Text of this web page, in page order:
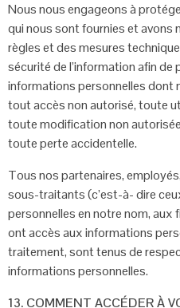
Nous nous engageons à
qui nous sontfournies et avons
règles et des mesures
sécurité de l’information afin de
informationspersonnelles dont
tout accès non autorisé, toute
toute modification non
toute perte accidentelle.
Tous nos partenaires,
sous-traitants (c’est-à-dire
personnelles en notre nom, aux
ont accès aux informations
traitement, sont tenus de
informationspersonnelles.
13. COMMENT ACCÉDER À